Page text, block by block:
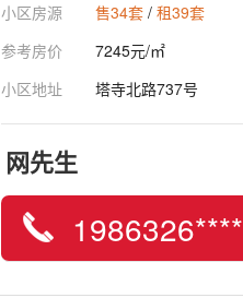
小区房源
售34套 / 租39套
参考房价
7245元/㎡
小区地址
塔寺北路737号
网先生
1986326****